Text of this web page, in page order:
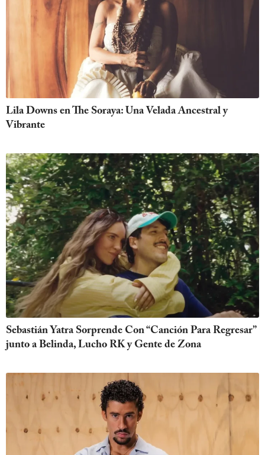
Lila Downs en The Soraya: Una Velada Ancestral y
Vibrante
Sebastián Yatra Sorprende Con “Canción Para Regresar”
junto a Belinda, Lucho RK y Gente de Zona